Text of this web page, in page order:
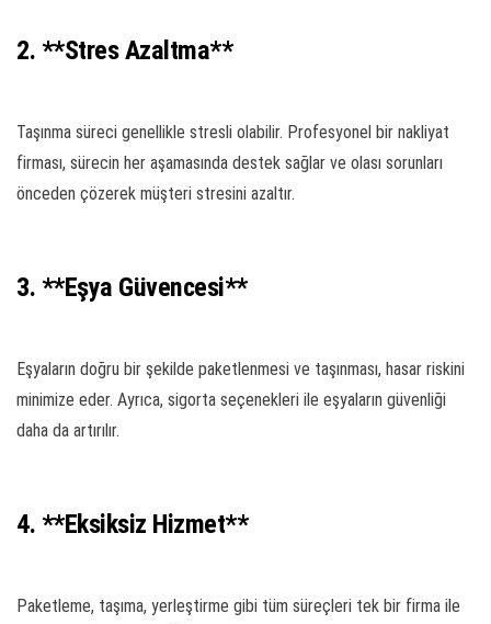
2. **Stres Azaltma**
Taşınma süreci genellikle stresli olabilir. Profesyonel bir nakliyat
firması, sürecin her aşamasında destek sağlar ve olası sorunları
önceden çözerek müşteri stresini azaltır.
3. **Eşya Güvencesi**
Eşyaların doğru bir şekilde paketlenmesi ve taşınması, hasar riskini
minimize eder. Ayrıca, sigorta seçenekleri ile eşyaların güvenliği
daha da artırılır.
4. **Eksiksiz Hizmet**
Paketleme, taşıma, yerleştirme gibi tüm süreçleri tek bir firma ile